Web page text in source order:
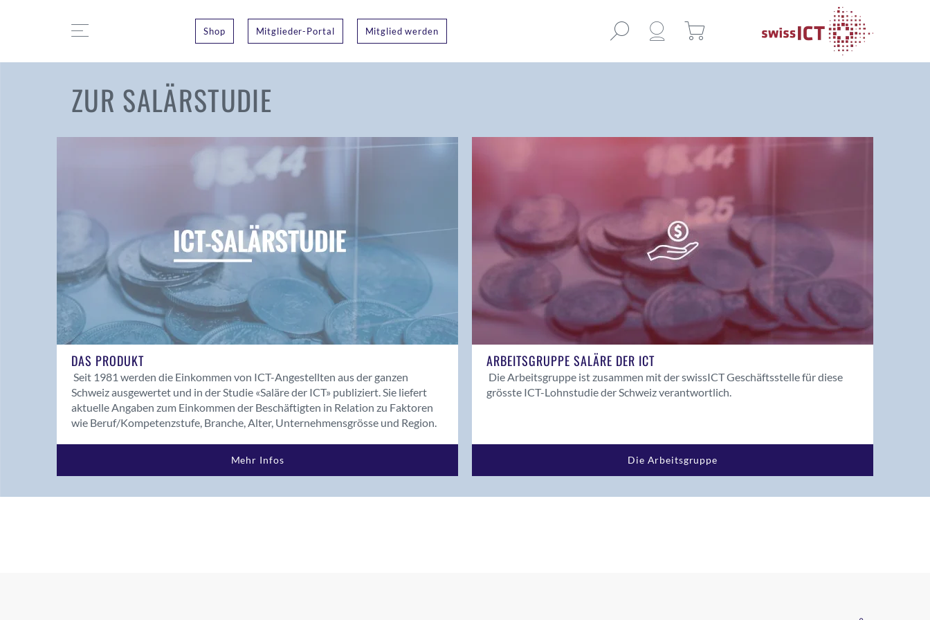
Shop Mitglieder-Portal Mitglied werden
ZUR SALÄRSTUDIE
DAS PRODUKT
Seit 1981 werden die Einkommen von ICT-Angestellten aus der ganzen
Schweiz ausgewertet und in der Studie «Saläre der ICT» publiziert. Sie liefert
aktuelle Angaben zum Einkommen der Beschäftigten in Relation zu Faktoren
wie Beruf/Kompetenzstufe, Branche, Alter, Unternehmensgrösse und Region.
Mehr Infos
ARBEITSGRUPPE SALÄRE DER ICT
Die Arbeitsgruppe ist zusammen mit der swissICT Geschäftsstelle für diese
grösste ICT-Lohnstudie der Schweiz verantwortlich.
Die Arbeitsgruppe